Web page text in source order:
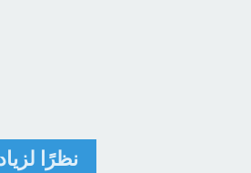
نظرًا